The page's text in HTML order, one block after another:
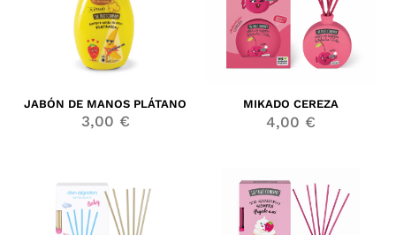
JABÓN DE MANOS PLÁTANO
3,00 €
MIKADO CEREZA
4,00 €